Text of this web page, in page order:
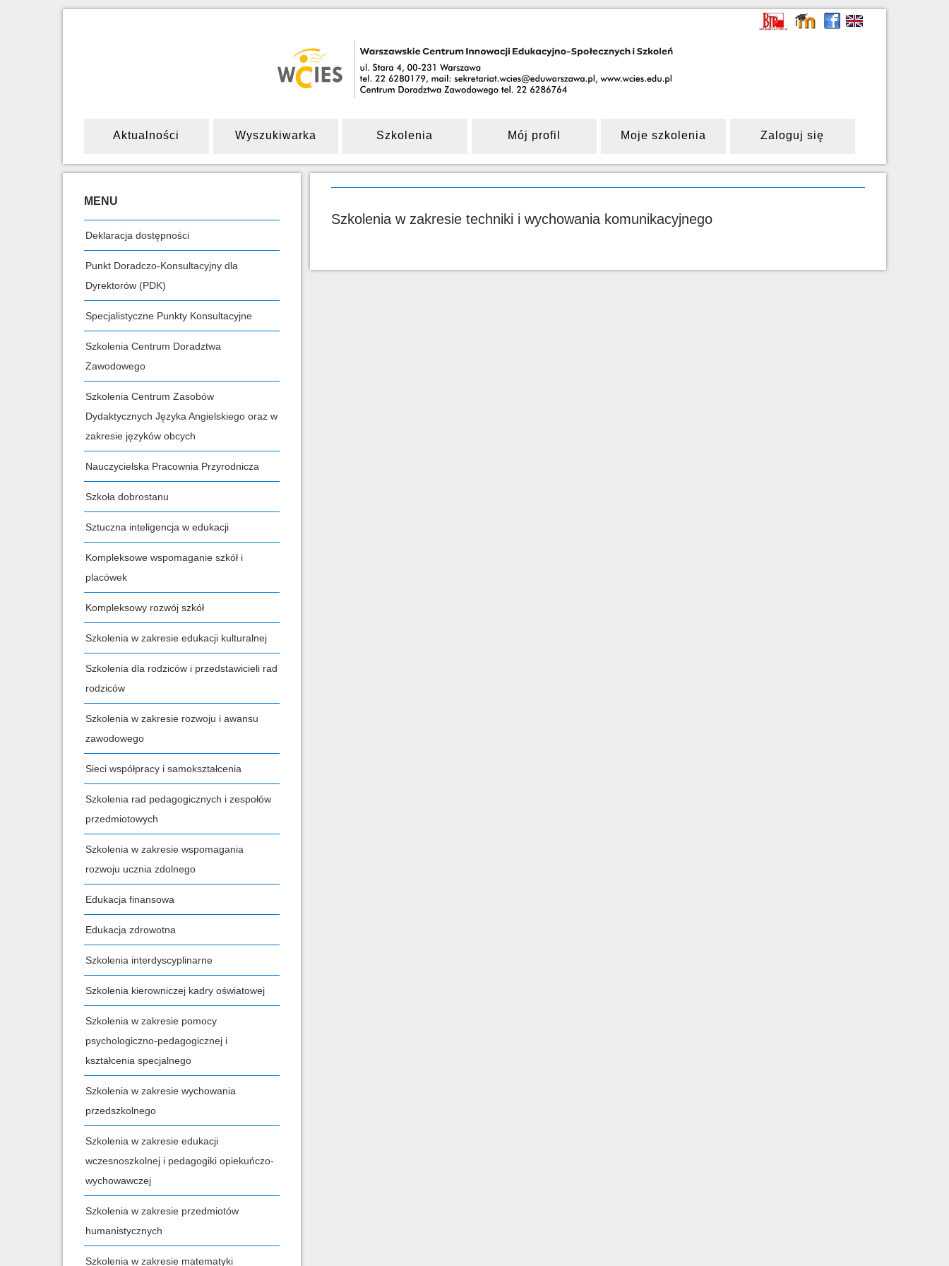
Aktualności Wyszukiwarka Szkolenia Mój profil Moje szkolenia Zaloguj się
Szkolenia w zakresie techniki i wychowania komunikacyjnego
MENU
Deklaracja dostępności
Punkt Doradczo-Konsultacyjny dla
Dyrektorów (PDK)
Specjalistyczne Punkty Konsultacyjne
Szkolenia Centrum Doradztwa
Zawodowego
Szkolenia Centrum Zasobów
Dydaktycznych Języka Angielskiego oraz w
zakresie języków obcych
Nauczycielska Pracownia Przyrodnicza
Szkoła dobrostanu
Sztuczna inteligencja w edukacji
Kompleksowe wspomaganie szkół i
placówek
Kompleksowy rozwój szkół
Szkolenia w zakresie edukacji kulturalnej
Szkolenia dla rodziców i przedstawicieli rad
rodziców
Szkolenia w zakresie rozwoju i awansu
zawodowego
Sieci współpracy i samokształcenia
Szkolenia rad pedagogicznych i zespołów
przedmiotowych
Szkolenia w zakresie wspomagania
rozwoju ucznia zdolnego
Edukacja finansowa
Edukacja zdrowotna
Szkolenia interdyscyplinarne
Szkolenia kierowniczej kadry oświatowej
Szkolenia w zakresie pomocy
psychologiczno-pedagogicznej i
kształcenia specjalnego
Szkolenia w zakresie wychowania
przedszkolnego
Szkolenia w zakresie edukacji
wczesnoszkolnej i pedagogiki opiekuńczo-
wychowawczej
Szkolenia w zakresie przedmiotów
humanistycznych
Szkolenia w zakresie matematyki